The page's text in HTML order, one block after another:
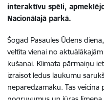
interaktīvu spēli,
Nacionālajā parkā.
Šogad Pasaules Ūdens
veltīta vienai no
kušanai. Klimata pārmaiņu
izraisot ledus laukumu
neparedzamāku. Tas